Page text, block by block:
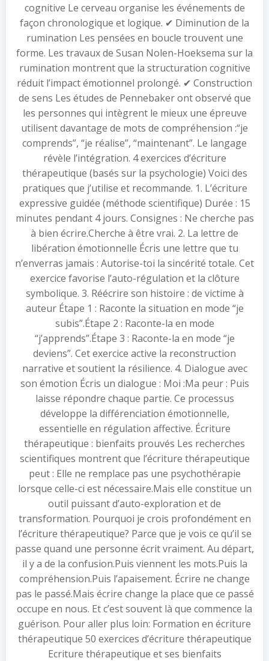
cognitive Le cerveau organise les événements de
façon chronologique et logique. ✔ Diminution de la
rumination Les pensées en boucle trouvent une
forme. Les travaux de Susan Nolen-Hoeksema sur la
rumination montrent que la structuration cognitive
réduit l’impact émotionnel prolongé. ✔ Construction
de sens Les études de Pennebaker ont observé que
les personnes qui intègrent le mieux une épreuve
utilisent davantage de mots de compréhension :“je
comprends”, “je réalise”, “maintenant”. Le langage
révèle l’intégration. 4 exercices d’écriture
thérapeutique (basés sur la psychologie) Voici des
pratiques que j’utilise et recommande. 1. L’écriture
expressive guidée (méthode scientifique) Durée : 15
minutes pendant 4 jours. Consignes : Ne cherche pas
à bien écrire.Cherche à être vrai. 2. La lettre de
libération émotionnelle Écris une lettre que tu
n’enverras jamais : Autorise-toi la sincérité totale. Cet
exercice favorise l’auto-régulation et la clôture
symbolique. 3. Réécrire son histoire : de victime à
auteur Étape 1 : Raconte la situation en mode “je
subis”.Étape 2 : Raconte-la en mode
“j’apprends”.Étape 3 : Raconte-la en mode “je
deviens”. Cet exercice active la reconstruction
narrative et soutient la résilience. 4. Dialogue avec
son émotion Écris un dialogue : Moi :Ma peur : Puis
laisse répondre chaque partie. Ce processus
développe la différenciation émotionnelle,
essentielle en régulation affective. Écriture
thérapeutique : bienfaits prouvés Les recherches
scientifiques montrent que l’écriture thérapeutique
peut : Elle ne remplace pas une psychothérapie
lorsque celle-ci est nécessaire.Mais elle constitue un
outil puissant d’auto-exploration et de
transformation. Pourquoi je crois profondément en
l’écriture thérapeutique? Parce que je vois ce qu’il se
passe quand une personne écrit vraiment. Au départ,
il y a de la confusion.Puis viennent les mots.Puis la
compréhension.Puis l’apaisement. Écrire ne change
pas le passé.Mais écrire change la place que ce passé
occupe en nous. Et c’est souvent là que commence la
guérison. Pour aller plus loin: Formation en écriture
thérapeutique 50 exercices d’écriture thérapeutique
Ecriture thérapeutique et ses bienfaits